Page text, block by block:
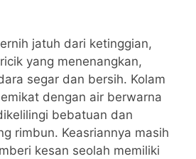
jatuh dari ketinggian,
yang menenangkan,
segar dan bersih. Kolam
dengan air berwarna
bebatuan dan
rimbun. Keasriannya masih
kesan seolah memiliki